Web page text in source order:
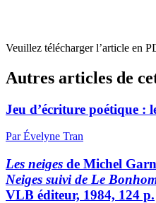
Veuillez télécharger l’article en
Autres articles de
Jeu d’écriture poétique :
Par Évelyne Tran
Les neiges de Michel
Neiges suivi de Le
VLB éditeur, 1984, 124 p.